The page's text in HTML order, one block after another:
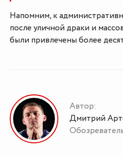
Напомним, к
после уличной драки и
были привлечены более
Автор:
Дмитрий